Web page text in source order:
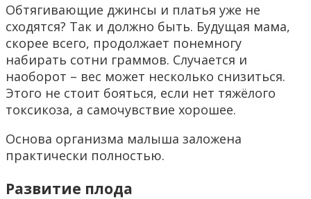
Обтягивающие джинсы и платья уже не
сходятся? Так и должно быть. Будущая мама,
скорее всего, продолжает понемногу
набирать сотни граммов. Случается и
наоборот – вес может несколько снизиться.
Этого не стоит бояться, если нет тяжёлого
токсикоза, а самочувствие хорошее.
Основа организма малыша заложена
практически полностью.
Развитие плода